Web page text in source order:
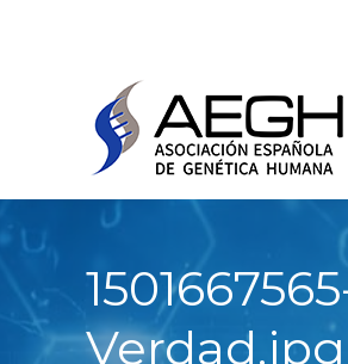
Verdad.jpg